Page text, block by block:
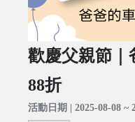
歡慶父親節｜
88折
活動日期 | 2025-08-08 ~